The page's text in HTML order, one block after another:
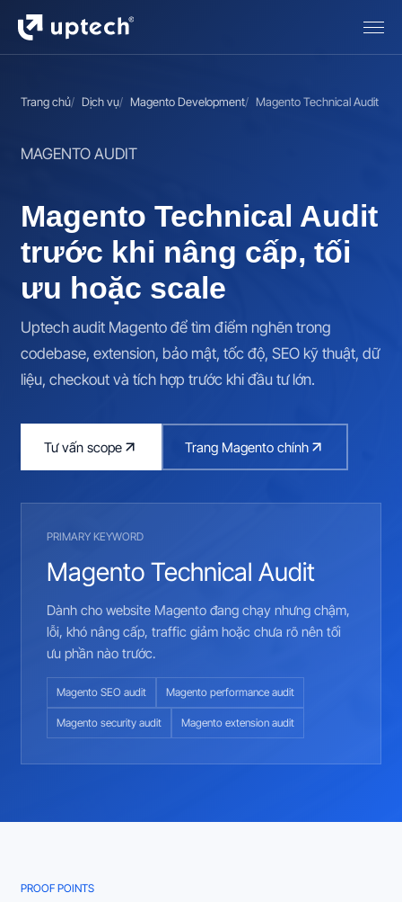
Trang chủ Dịch vụ Magento Development Magento Technical Audit
MAGENTO AUDIT
Magento Technical Audit
trước khi nâng cấp, tối
ưu hoặc scale
Uptech audit Magento để tìm điểm nghẽn trong
codebase, extension, bảo mật, tốc độ, SEO kỹ thuật, dữ
liệu, checkout và tích hợp trước khi đầu tư lớn.
Tư vấn scope Trang Magento chính
PRIMARY KEYWORD
Magento Technical Audit
Dành cho website Magento đang chạy nhưng chậm,
lỗi, khó nâng cấp, traffic giảm hoặc chưa rõ nên tối
ưu phần nào trước.
Magento SEO audit Magento performance audit
Magento security audit Magento extension audit
PROOF POINTS